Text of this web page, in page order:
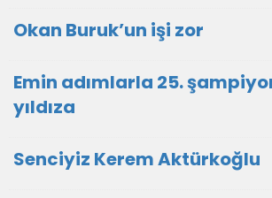
Okan Buruk’un işi zor
Emin adımlarla 25.
yıldıza
Senciyiz Kerem Aktürkoğlu